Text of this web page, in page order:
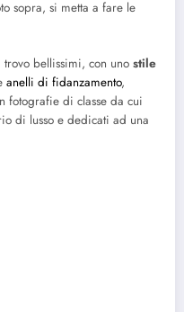
sopra, si metta a fare le
bellissimi, con uno stile
anelli di fidanzamento,
fotografie di classe da cui
di lusso e dedicati ad una